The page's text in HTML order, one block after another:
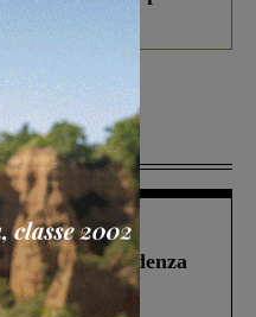
2026
oltre la scadenza
d’Italia: “Un